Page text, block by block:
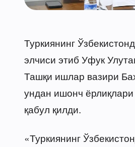
Туркиянинг
элчиси этиб Уфук
Ташқи ишлар вазири
ундан ишонч
қабул қилди.
«Туркиянинг